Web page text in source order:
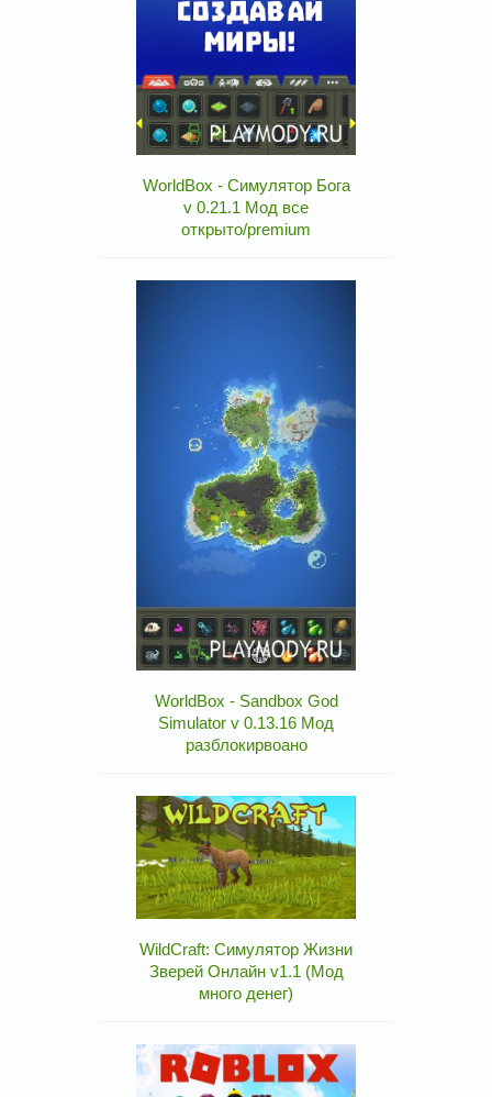
WorldBox - Симулятор Бога
v 0.21.1 Мод все
открыто/premium
WorldBox - Sandbox God
Simulator v 0.13.16 Мод
разблокирвоано
WildCraft: Симулятор Жизни
Зверей Онлайн v1.1 (Мод
много денег)